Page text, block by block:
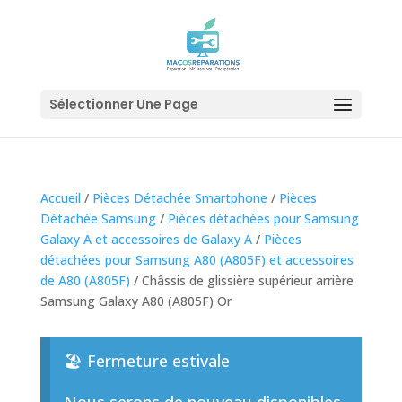
Sélectionner Une Page
Accueil / Pièces Détachée Smartphone / Pièces
Détachée Samsung/ Pièces détachées pour Samsung
Galaxy A et accessoires de Galaxy A/ Pièces
détachées pour Samsung A80 (A805F) et accessoires
de A80 (A805F) / Châssis de glissière supérieur arrière
Samsung Galaxy A80 (A805F) Or
🏖️ Fermeture estivale